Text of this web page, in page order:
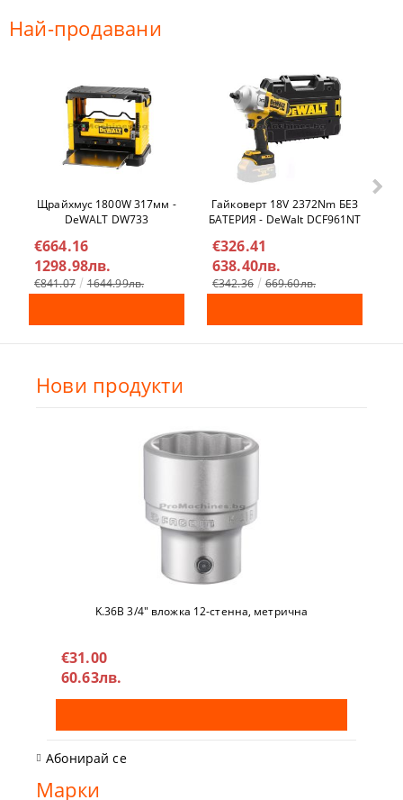
Най-продавани
Щрайхмус 1800W 317мм -
DeWALT DW733
€664.16
1298.98лв.
€841.07 1644.99лв.
Гайковерт 18V 2372Nm БЕЗ
БАТЕРИЯ - DeWalt DCF961NT
€326.41
638.40лв.
€342.36 669.60лв.
Нови продукти
K.36B 3/4" вложкa 12-стeннa, метричнa
€31.00
60.63лв.
Абонирай се
Марки